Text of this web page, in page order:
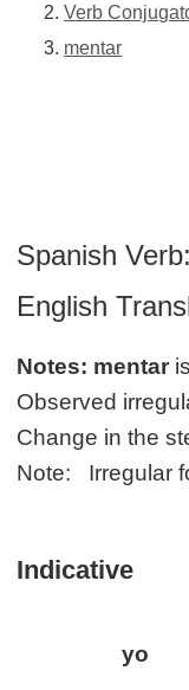
Verb
mentar
Spanish Verb:
English
Notes: mentar
Observed
Change in the
Note: Irregular
Indicative
yo